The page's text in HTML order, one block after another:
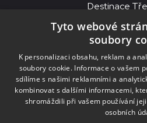
Destinace
© 2026MKS Beseda
MKS Beseda, příspěvková
Moravské
IČO: 00091758, DIČ: CZ00091758,
Tyto webové
soubory
K personalizaci obsahu, reklam a
soubory cookie. Informace o vašem
sdílíme s našimi reklamními a
kombinovat s dalšími informacemi,
shromáždili při vašem používání
osobních